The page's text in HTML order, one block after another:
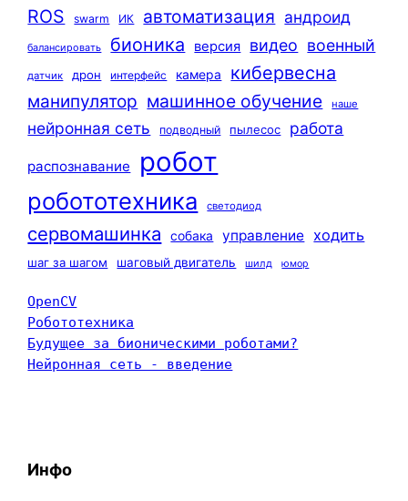
ROS swarm ИК автоматизация андроид
балансировать бионика версия видео военный
датчик дрон интерфейс камера кибервесна
манипулятор машинное обучение наше
нейронная сеть подводный пылесос работа
распознавание робот
робототехника светодиод
сервомашинка собака управление ходить
шаг за шагом шаговый двигатель шилд юмор
OpenCV
Робототехника
Будущее за бионическими роботами?
Нейронная сеть - введение
Инфо